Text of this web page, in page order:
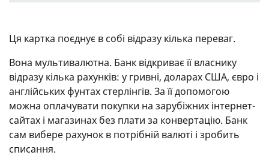
Ця картка поєднує в собі відразу кілька переваг.
Вона мультивалютна. Банк відкриває її власнику
відразу кілька рахунків: у гривні, доларах США, євро і
англійських фунтах стерлінгів. За її допомогою
можна оплачувати покупки на зарубіжних інтернет-
сайтах і магазинах без плати за конвертацію. Банк
сам вибере рахунок в потрібній валюті і зробить
списання.